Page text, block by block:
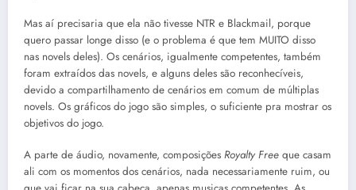
Mas aí precisaria que ela não tivesse NTR e Blackmail, porque
quero passar longe disso (e o problema é que tem MUITO disso
nas novels deles). Os cenários, igualmente competentes, também
foram extraídos das novels, e alguns deles são reconhecíveis,
devido a compartilhamento de cenários em comum de múltiplas
novels. Os gráficos do jogo são simples, o suficiente pra mostrar os
objetivos do jogo.
A parte de áudio, novamente, composições Royalty Free que casam
ali com os momentos dos cenários, nada necessariamente ruim, ou